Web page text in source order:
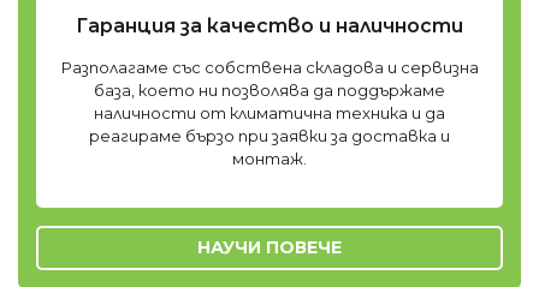
Гаранция за качество и наличности
Разполагаме със собствена складова и сервизна
база, което ни позволява да поддържаме
наличности от климатична техника и да
реагираме бързо при заявки за доставка и
монтаж.
НАУЧИ ПОВЕЧЕ